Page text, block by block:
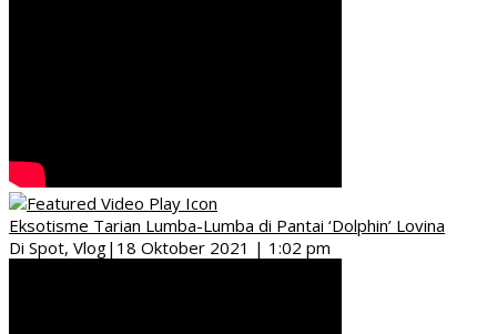
Eksotisme Tarian Lumba-Lumba di Pantai ‘Dolphin’ Lovina
Di Spot, Vlog| 18 Oktober 2021 | 1:02 pm